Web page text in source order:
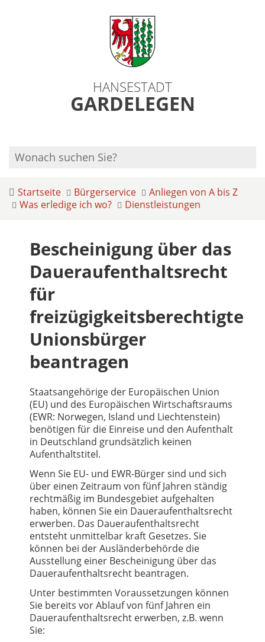
HANSESTADT
GARDELEGEN
Startseite Bürgerservice
Anliegen von A bis Z
Was erledige ich wo?
Dienstleistungen
Bescheinigung über das
Daueraufenthaltsrecht
für
freizügigkeitsberechtigte
Unionsbürger
beantragen
Staatsangehörige der Europäischen Union
(EU) und des Europäischen Wirtschaftsraums
(EWR: Norwegen, Island und Liechtenstein)
benötigen für die Einreise und den Aufenthalt
in Deutschland grundsätzlich keinen
Aufenthaltstitel.
Wenn Sie EU- und EWR-Bürger sind und sich
über einen Zeitraum von fünf Jahren ständig
rechtmäßig im Bundesgebiet aufgehalten
haben, können Sie ein Daueraufenthaltsrecht
erwerben. Das Daueraufenthaltsrecht
entsteht unmittelbar kraft Gesetzes. Sie
können bei der Ausländerbehörde die
Ausstellung einer Bescheinigung über das
Daueraufenthaltsrecht beantragen.
Unter bestimmten Voraussetzungen können
Sie bereits vor Ablauf von fünf Jahren ein
Daueraufenthaltsrecht erwerben, z.B. wenn
Sie: